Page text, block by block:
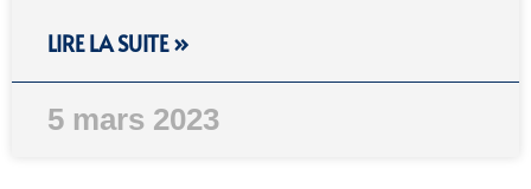
LIRE LA SUITE »
5 mars 2023